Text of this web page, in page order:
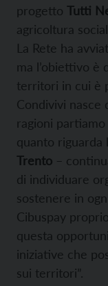
progetto Tutti
agricoltura
La Rete ha
ma l’obiettivo è
territori in cui è
Condivivi nasce
ragioni
quanto riguarda
Trento –
di individuare
sostenere in
Cibuspay
questa
iniziative che
sui territori”.